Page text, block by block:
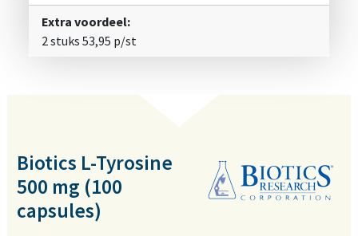
Extra voordeel:
2 stuks 53,95 p/st
Biotics L-Tyrosine
500 mg (100
capsules)